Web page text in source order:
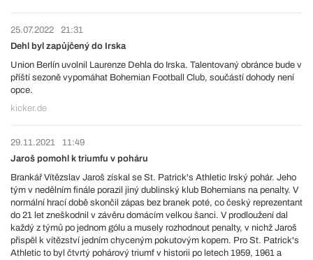
25.07.2022
21:31
Dehl byl zapůjčený do Irska
Union Berlín uvolnil Laurenze Dehla do Irska. Talentovaný obránce bude v
příští sezoně vypomáhat Bohemian Football Club, součástí dohody není
opce.
kicker.de
29.11.2021
11:49
Jaroš pomohl k triumfu v poháru
Brankář Vítězslav Jaroš získal se St. Patrick's Athletic Irský pohár. Jeho
tým v nedělním finále porazil jiný dublinský klub Bohemians na penalty. V
normální hrací době skončil zápas bez branek poté, co český reprezentant
do 21 let zneškodnil v závěru domácím velkou šanci. V prodloužení dal
každý z týmů po jednom gólu a musely rozhodnout penalty, v nichž Jaroš
přispěl k vítězství jedním chyceným pokutovým kopem. Pro St. Patrick's
Athletic to byl čtvrtý pohárový triumf v historii po letech 1959, 1961 a